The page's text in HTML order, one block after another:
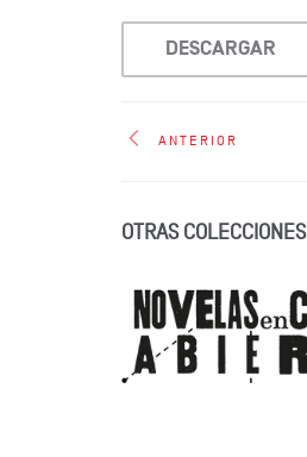
DESCARGAR
ANTERIOR
OTRAS COLECCIONES